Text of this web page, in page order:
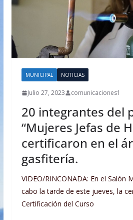
MUNICIPAL NOTICIAS
Julio 27, 2023 comunicaciones1
20 integrantes del
“Mujeres Jefas de
certificaron en el
gasfitería.
VIDEO/RINCONADA: En el Salón
cabo la tarde de este jueves, la
Certificación del Curso